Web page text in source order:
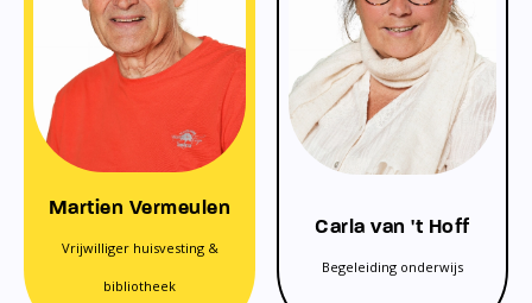
Martien Vermeulen
Vrijwilliger huisvesting &
bibliotheek
Carla van 't Hoff
Begeleiding onderwijs